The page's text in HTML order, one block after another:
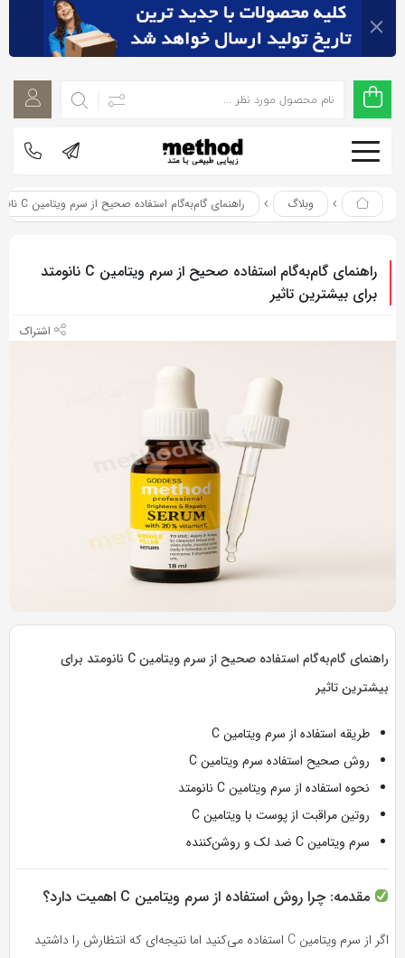
اشتراک
با
از
زیر
صفحه
وبلاگ راهنمای گام‌به‌گام استفاده صحیح از سرم ویتامین C نانو‌متد برای بیشترین تاثیر
راهنمای گام‌به‌گام استفاده صحیح از سرم ویتامین C نانو‌متد
برای بیشترین تاثیر
اشتراک
گذاری
با
از
صفحه
راهنمای گام‌به‌گام استفاده صحیح از سرم ویتامین C نانو‌متد برای
بیشترین تاثیر
طریقه استفاده از سرم ویتامین C
روش صحیح استفاده سرم ویتامین C
نحوه استفاده از سرم ویتامین C نانو‌متد
روتین مراقبت از پوست با ویتامین C
سرم ویتامین C ضد لک و روشن‌کننده
مقدمه: چرا روش استفاده از سرم ویتامین C اهمیت دارد؟
اگر از سرم ویتامین C استفاده می‌کنید اما نتیجه‌ای که انتظارش را داشتید